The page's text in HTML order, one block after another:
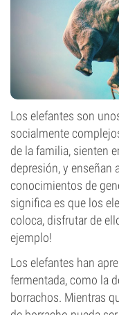
Los elefantes son
socialmente
de la familia, sienten
depresión, y enseñan
conocimientos de
significa es que los
coloca, disfrutar de
ejemplo!
Los elefantes han
fermentada, como la
borrachos. Mientras